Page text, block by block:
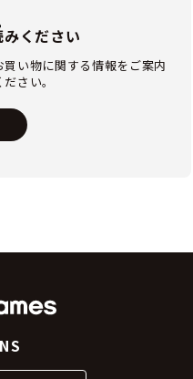
ください
い物に関する情報をご案内
さい。